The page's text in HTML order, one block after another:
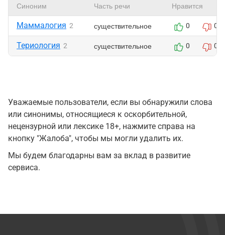
Синоним Часть речи Нравится
Маммалогия 2 существительное 0 0
Териология 2 существительное 0 0
Уважаемые пользователи, если вы обнаружили слова
или синонимы, относящиеся к оскорбительной,
нецензурной или лексике 18+, нажмите справа на
кнопку "Жалоба", чтобы мы могли удалить их.
Мы будем благодарны вам за вклад в развитие
сервиса.